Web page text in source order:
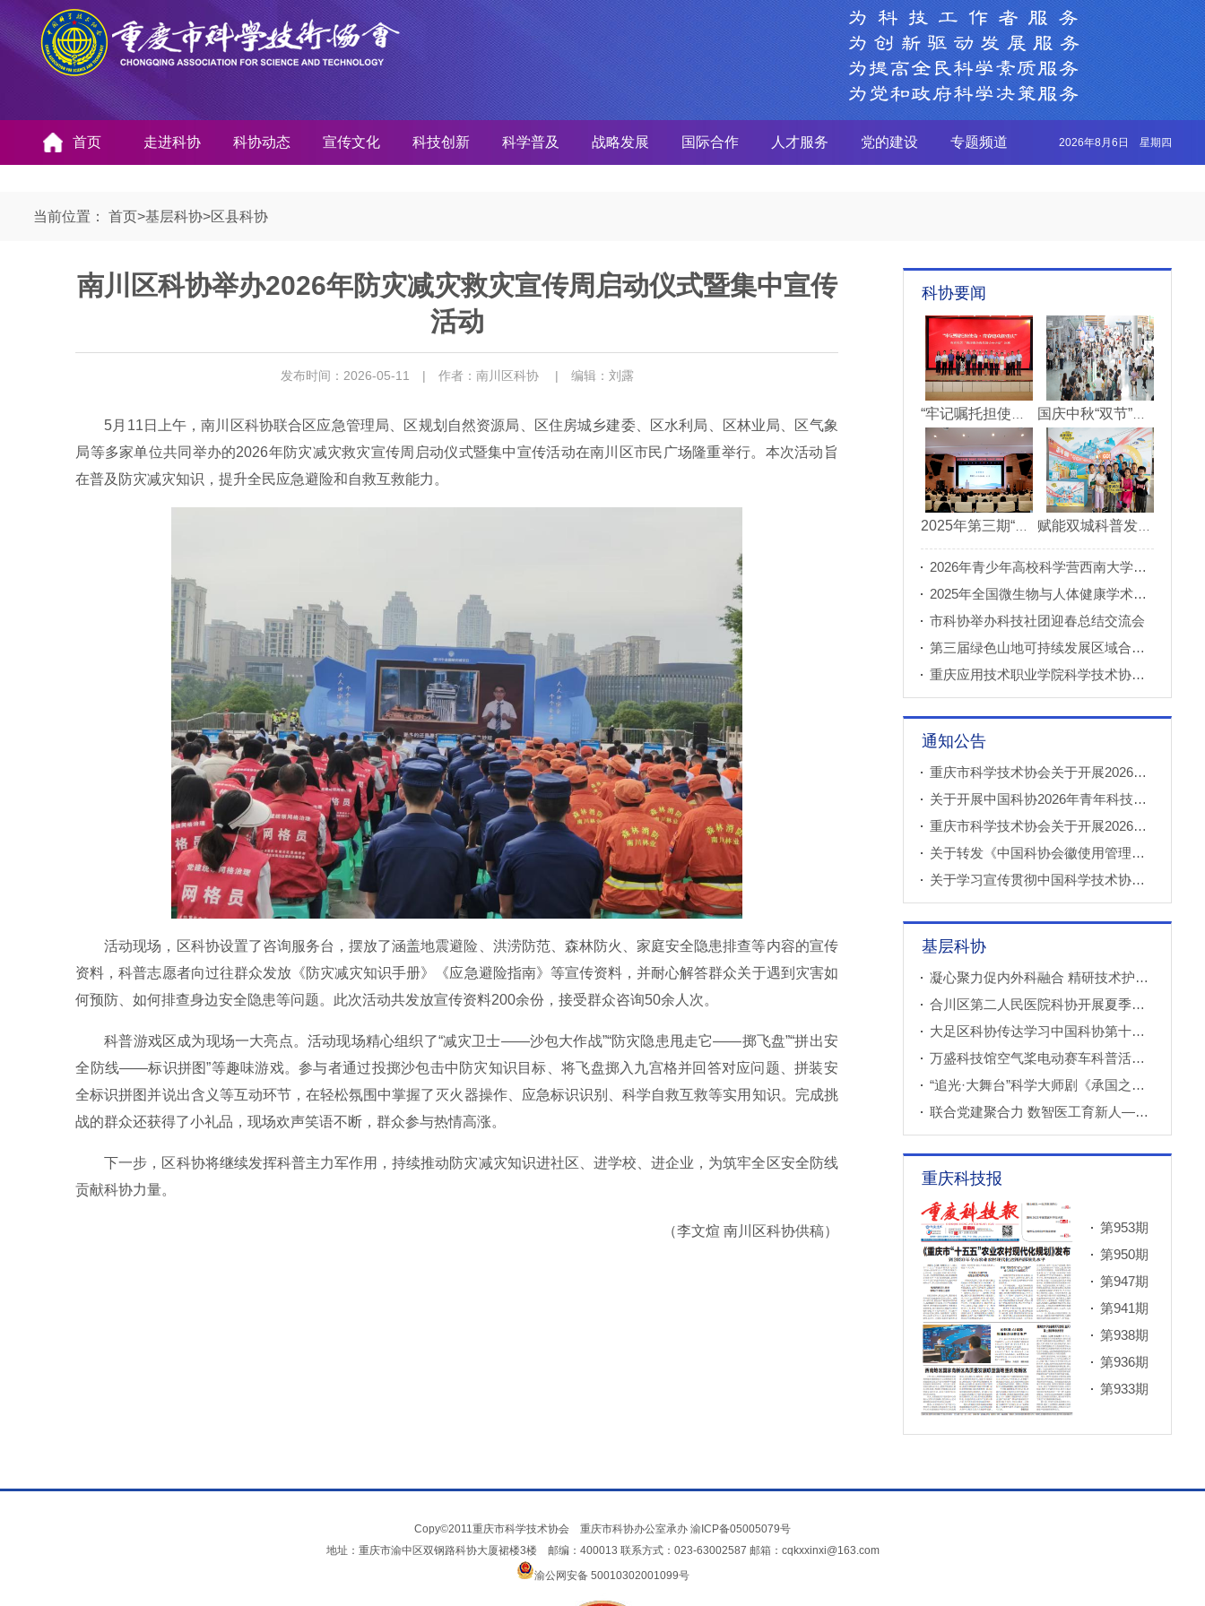
首页 走进科协 科协动态 宣传文化 科技创新 科学普及 战略发展 国际合作 人才服务 党的建设 专题频道 2026年8月6日 星期四
当前位置： 首页>基层科协>区县科协
南川区科协举办2026年防灾减灾救灾宣传周启动仪式暨集中宣传
活动
发布时间：2026-05-11 | 作者：南川区科协 | 编辑：刘露
5月11日上午，南川区科协联合区应急管理局、区规划自然资源局、区住房城乡建委、区水利局、区林业局、区气象
局等多家单位共同举办的2026年防灾减灾救灾宣传周启动仪式暨集中宣传活动在南川区市民广场隆重举行。本次活动旨
在普及防灾减灾知识，提升全民应急避险和自救互救能力。
活动现场，区科协设置了咨询服务台，摆放了涵盖地震避险、洪涝防范、森林防火、家庭安全隐患排查等内容的宣传
资料，科普志愿者向过往群众发放《防灾减灾知识手册》《应急避险指南》等宣传资料，并耐心解答群众关于遇到灾害如
何预防、如何排查身边安全隐患等问题。此次活动共发放宣传资料200余份，接受群众咨询50余人次。
科普游戏区成为现场一大亮点。活动现场精心组织了“减灾卫士——沙包大作战”“防灾隐患甩走它——掷飞盘”“拼出安
全防线——标识拼图”等趣味游戏。参与者通过投掷沙包击中防灾知识目标、将飞盘掷入九宫格并回答对应问题、拼装安
全标识拼图并说出含义等互动环节，在轻松氛围中掌握了灭火器操作、应急标识识别、科学自救互救等实用知识。完成挑
战的群众还获得了小礼品，现场欢声笑语不断，群众参与热情高涨。
下一步，区科协将继续发挥科普主力军作用，持续推动防灾减灾知识进社区、进学校、进企业，为筑牢全区安全防线
贡献科协力量。
（李文煊 南川区科协供稿）
科协要闻
2026年青少年高校科学营西南大学分营正式开营
2025年全国微生物与人体健康学术论坛在重庆召开
市科协举办科技社团迎春总结交流会
第三届绿色山地可持续发展区域合作国际论坛成功举办
重庆应用技术职业学院科学技术协会正式成立
通知公告
重庆市科学技术协会关于开展2026年科普创新实验室建设项目申报工作的通知
关于开展中国科协2026年青年科技人才培育工程工程师专项计划推荐工作的通知
重庆市科学技术协会关于开展2026年科技小院申报推荐工作的通知
关于转发《中国科协会徽使用管理规定》的通知
关于学习宣传贯彻中国科学技术协会第十一次全国代表大会精神的通知
基层科协
凝心聚力促内外科融合 精研技术护山城心健康——重庆市医学传播学会2026年心血管内外科联合学术会议圆满落幕
合川区第二人民医院科协开展夏季综合安全专题培训
大足区科协传达学习中国科协第十一次全国代表大会精神
万盛科技馆空气桨电动赛车科普活动进社区
“追光·大舞台”科学大师剧《承国之书》云阳、巫溪巡演成功
联合党建聚合力 数智医工育新人——重庆西部数智医疗研究院开展庆“七一”联合主题党（团）日暨正确政绩观专题学习交流活动
重庆科技报
第953期
第950期
第947期
第941期
第938期
第936期
第933期
Copy©2011重庆市科学技术协会 重庆市科协办公室承办 渝ICP备05005079号
地址：重庆市渝中区双钢路科协大厦裙楼3楼 邮编：400013 联系方式：023-63002587 邮箱：cqkxxinxi@163.com
渝公网安备 50010302001099号